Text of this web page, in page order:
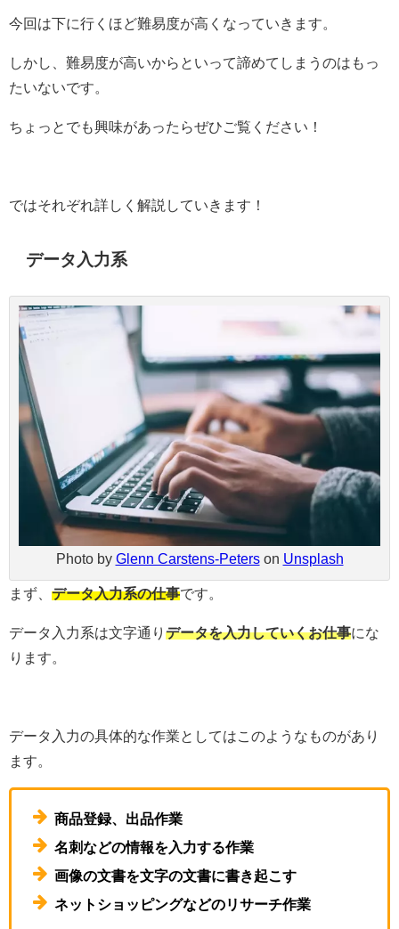
今回は下に行くほど難易度が高くなっていきます。
しかし、難易度が高いからといって諦めてしまうのはもっ
たいないです。
ちょっとでも興味があったらぜひご覧ください！
ではそれぞれ詳しく解説していきます！
データ入力系
Photo by Glenn Carstens-Peterson Unsplash
まず、 データ入力系の仕事です。
データ入力系は文字通り データを入力していくお仕事にな
ります。
データ入力の具体的な作業としてはこのようなものがあり
ます。
商品登録、出品作業
名刺などの情報を入力する作業
画像の文書を文字の文書に書き起こす
ネットショッピングなどのリサーチ作業